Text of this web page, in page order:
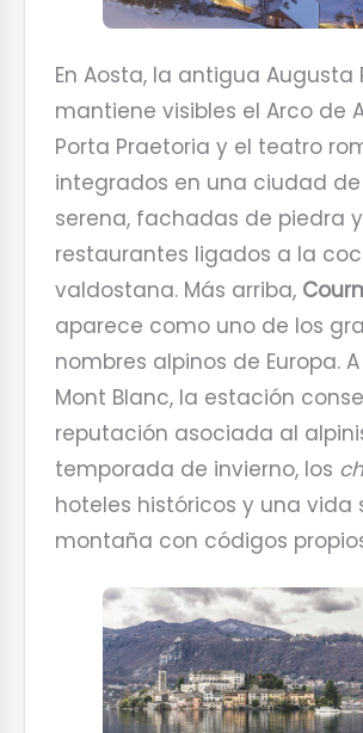
En Aosta, la antigua Augusta
mantiene visibles el Arco de
Porta Praetoria y el teatro
integrados en una ciudad
serena, fachadas de piedra y
restaurantes ligados a la
valdostana. Más arriba,
aparece como uno de los
nombres alpinos de Europa.
Mont Blanc, la estación
reputación asociada al
temporada de invierno, los
hoteles históricos y una vida
montaña con códigos